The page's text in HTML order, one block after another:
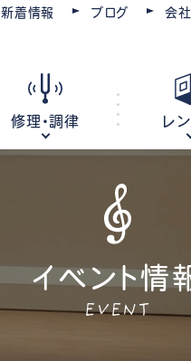
新着情報 ブログ 会
レ
電子ピアノ
キ
修理・調律
管楽器修
レ
教
イベント情
EVENT